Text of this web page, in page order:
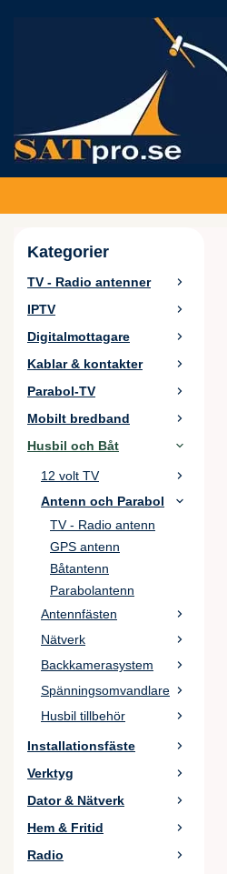
Kategorier
TV - Radio antenner
IPTV
Digitalmottagare
Kablar & kontakter
Parabol-TV
Mobilt bredband
Husbil och Båt
12 volt TV
Antenn och Parabol
TV - Radio antenn
GPS antenn
Båtantenn
Parabolantenn
Antennfästen
Nätverk
Backkamerasystem
Spänningsomvandlare
Husbil tillbehör
Installationsfäste
Verktyg
Dator & Nätverk
Hem & Fritid
Radio